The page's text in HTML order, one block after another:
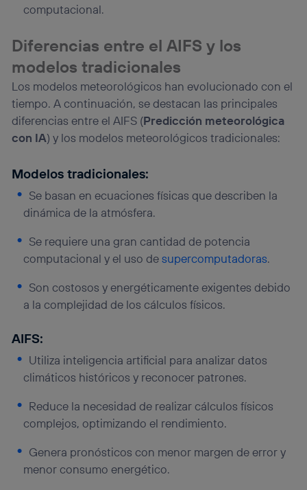
computacional.
Diferencias entre el AIFS y los
modelos tradicionales
Los modelos meteorológicos han evolucionado con el
tiempo. A continuación, se destacan las principales
diferencias entre el AIFS (Predicción meteorológica
con IA) y los modelos meteorológicos tradicionales:
Modelos tradicionales:
Se basan en ecuaciones físicas que describen la
dinámica de la atmósfera.
Se requiere una gran cantidad de potencia
computacional y el uso desupercomputadoras.
Son costosos y energéticamente exigentes debido
a la complejidad de los cálculos físicos.
AIFS:
Utiliza inteligencia artificial para analizar datos
climáticos históricos y reconocer patrones.
Reduce la necesidad de realizar cálculos físicos
complejos, optimizando el rendimiento.
Genera pronósticos con menor margen de error y
menor consumo energético.